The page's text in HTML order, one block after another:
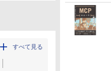
すべて見る